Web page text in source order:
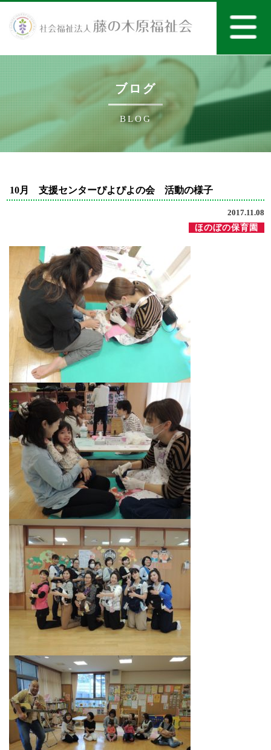
ブログ
BLOG
10月 支援センターぴよぴよの会 活動の様子
2017.11.08
ほのぼの保育園